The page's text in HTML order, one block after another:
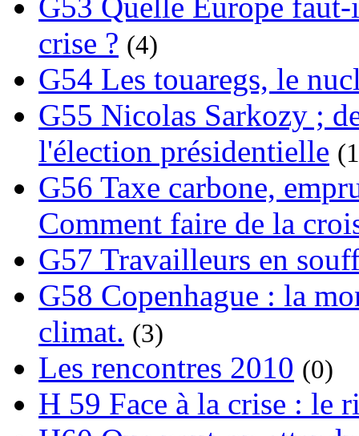
crise ? (4)
G54 Les touaregs, le
G55 Nicolas Sarkozy ;
l'élection présidentielle
G56 Taxe carbone,
Comment faire de la
G57 Travailleurs en
G58 Copenhague : la
climat. (3)
Les rencontres 2010 (0)
H 59 Face à la crise : le